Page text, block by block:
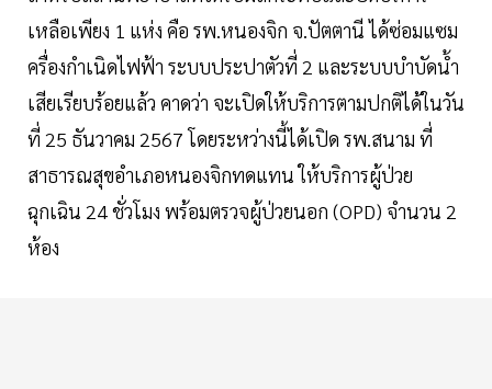
เหลือเพียง 1 แห่ง คือ รพ.หนองจิก จ.ปัตตานี ได้ซ่อมแซม
ครื่องกำเนิดไฟฟ้า ระบบประปาตัวที่ 2 และระบบบำบัดน้ำ
เสียเรียบร้อยแล้ว คาดว่า จะเปิดให้บริการตามปกติได้ในวัน
ที่ 25 ธันวาคม 2567 โดยระหว่างนี้ได้เปิด รพ.สนาม ที่
สาธารณสุขอำเภอหนองจิกทดแทน ให้บริการผู้ป่วย
ฉุกเฉิน 24 ชั่วโมง พร้อมตรวจผู้ป่วยนอก (OPD) จำนวน 2
ห้อง